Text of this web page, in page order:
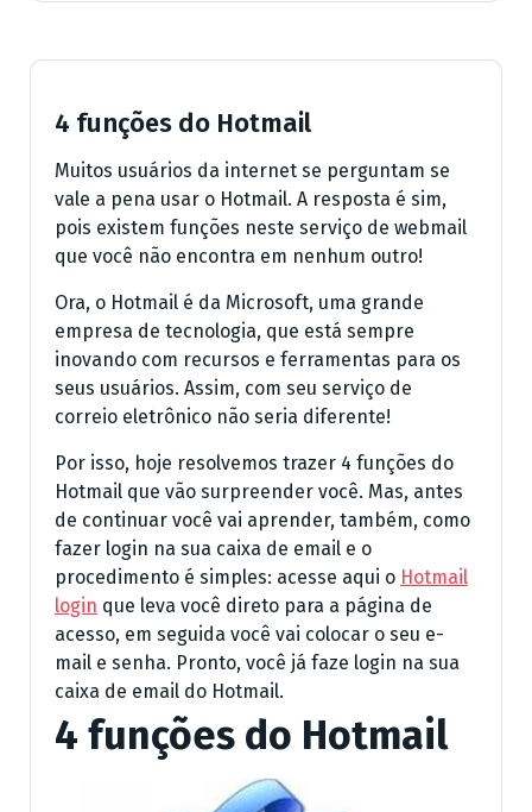
4 funções do Hotmail
Muitos usuários da internet se perguntam se
vale a pena usar o Hotmail. A resposta é sim,
pois existem funções neste serviço de webmail
que você não encontra em nenhum outro!
Ora, o Hotmail é da Microsoft, uma grande
empresa de tecnologia, que está sempre
inovando com recursos e ferramentas para os
seus usuários. Assim, com seu serviço de
correio eletrônico não seria diferente!
Por isso, hoje resolvemos trazer 4 funções do
Hotmail que vão surpreender você. Mas, antes
de continuar você vai aprender, também, como
fazer login na sua caixa de email e o
procedimento é simples: acesse aqui o Hotmail
login que leva você direto para a página de
acesso, em seguida você vai colocar o seu e-
mail e senha. Pronto, você já faze login na sua
caixa de email do Hotmail.
4 funções do Hotmail